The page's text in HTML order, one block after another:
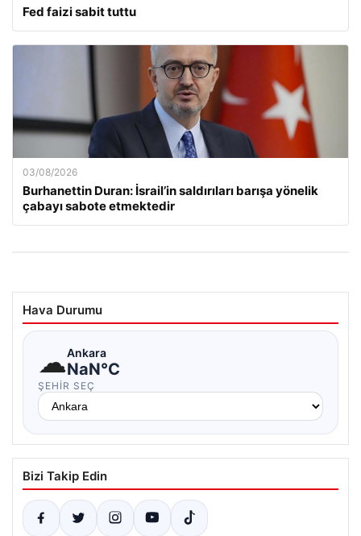
Fed faizi sabit tuttu
03/08/2026
Burhanettin Duran: İsrail’in saldırıları barışa yönelik
çabayı sabote etmektedir
Hava Durumu
☁Ankara
NaN°C
ŞEHIR SEÇ
Bizi Takip Edin